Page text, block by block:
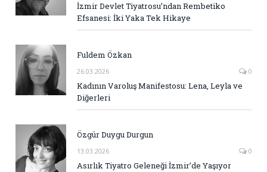
İzmir Devlet Tiyatrosu’ndan Rembetiko
Efsanesi: İki Yaka Tek Hikaye
Fuldem Özkan
26.03.2026 0
Kadının Varoluş Manifestosu: Lena, Leyla ve
Diğerleri
Özgür Duygu Durgun
13.03.2026 0
Asırlık Tiyatro Geleneği İzmir’de Yaşıyor